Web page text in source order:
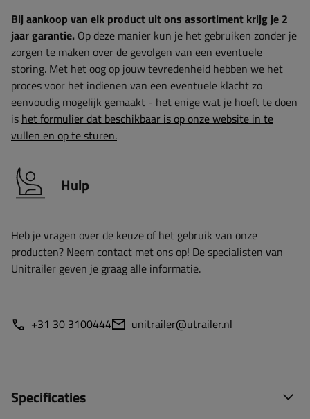
Bij aankoop van elk product uit ons assortiment krijg je 2
jaar garantie. Op deze manier kun je het gebruiken zonder je
zorgen te maken over de gevolgen van een eventuele
storing. Met het oog op jouw tevredenheid hebben we het
proces voor het indienen van een eventuele klacht zo
eenvoudig mogelijk gemaakt - het enige wat je hoeft te doen
is het formulier dat beschikbaar is op onze website in te
vullen en op te sturen.
Hulp
Heb je vragen over de keuze of het gebruik van onze
producten? Neem contact met ons op! De specialisten van
Unitrailer geven je graag alle informatie.
+31 30 3100444 unitrailer@utrailer.nl
Specificaties